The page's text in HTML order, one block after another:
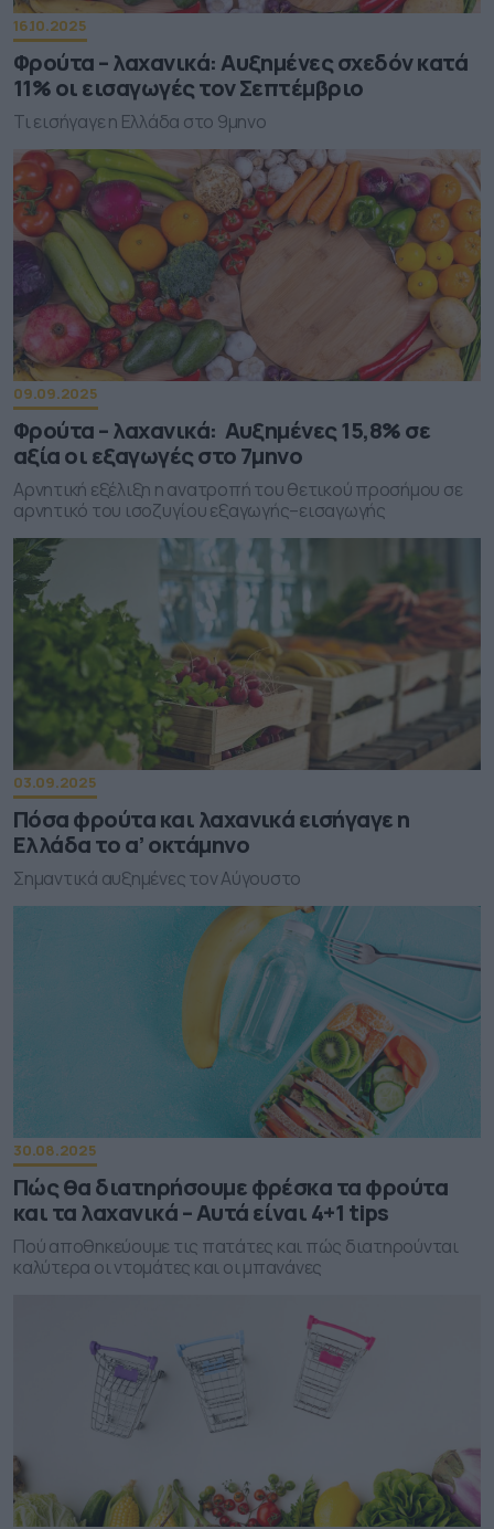
16.10.2025
Φρούτα – λαχανικά: Αυξημένες σχεδόν κατά
11% οι εισαγωγές τον Σεπτέμβριο
Τι εισήγαγε η Ελλάδα στο 9μηνο
09.09.2025
Φρούτα – λαχανικά: Αυξημένες 15,8% σε
αξία οι εξαγωγές στο 7μηνο
Αρνητική εξέλιξη η ανατροπή του θετικού προσήμου σε
αρνητικό του ισοζυγίου εξαγωγής–εισαγωγής
03.09.2025
Πόσα φρούτα και λαχανικά εισήγαγε η
Ελλάδα το α’ οκτάμηνο
Σημαντικά αυξημένες τον Αύγουστο
30.08.2025
Πώς θα διατηρήσουμε φρέσκα τα φρούτα
και τα λαχανικά – Αυτά είναι 4+1 tips
Πού αποθηκεύουμε τις πατάτες και πώς διατηρούνται
καλύτερα οι ντομάτες και οι μπανάνες